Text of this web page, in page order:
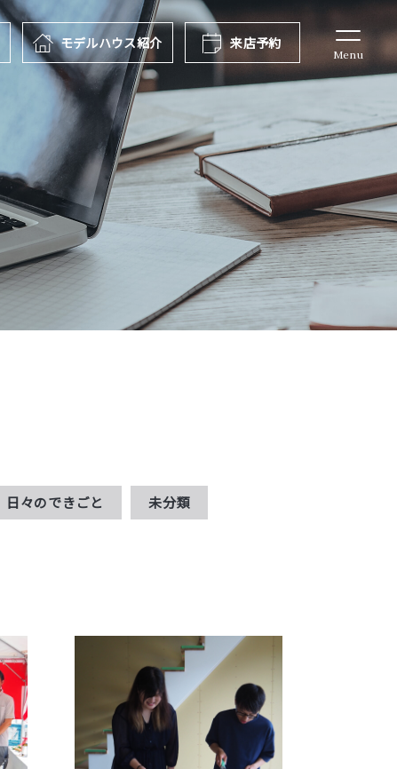
モデルハウス紹介 来店予約
Menu
日々のできごと 未分類